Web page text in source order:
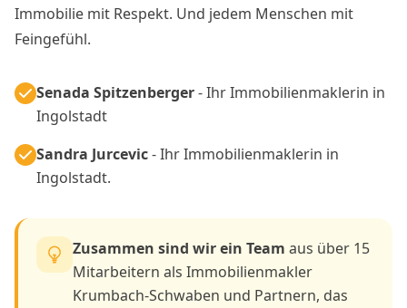
Immobilie mit Respekt. Und jedem Menschen mit
Feingefühl.
Senada Spitzenberger- Ihr Immobilienmaklerin in
Ingolstadt
Sandra Jurcevic- Ihr Immobilienmaklerin in
Ingolstadt.
Zusammen sind wir ein Team aus über 15
Mitarbeitern als Immobilienmakler
Krumbach-Schwaben und Partnern, das